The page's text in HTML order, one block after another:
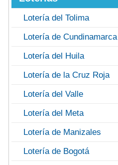
Lotería del Tolima
Lotería de Cundinamarca
Lotería del Huila
Lotería de la Cruz Roja
Lotería del Valle
Lotería del Meta
Lotería de Manizales
Lotería de Bogotá